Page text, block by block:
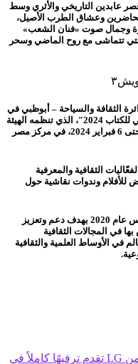
عابدين التاريخي والأثري وسط
وعشاق الطرب الأصيل،
قوة وجمال صوت «فنان الشعب»
تتماشى مع روح الماضي وسحر
الثقافة والسياحة – أبوظبي في
فعاليات الدورة الـ55 من “معرض القاهرة الدولي للكتاب 2024″، الذي تنظمه الهيئة
المصرية العامة للكتاب، وينطلق اليوم ويستمر حتى 6 فبراير 2024، في مركز مصر
الثقافية والمعرفية
للأفلام وندوات نقاشية حول
وجدير بالذكر أن مركز أبوظبي للغة العربية تأسس عام 2020 بهدف دعم وتعزيز
في المجالات الثقافية
في الأوساط العلمية والثقافية
السماعات المنفصلة لعام 2024 من LG تقدم ترفيهًا كاملاً في